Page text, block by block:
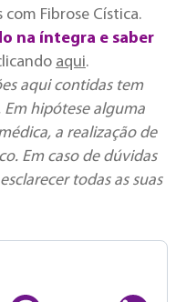
Fibrose Cística.
na íntegra e saber
aqui.
aqui contidas tem
hipótese alguma
a realização de
Em caso de dúvidas
todas as suas